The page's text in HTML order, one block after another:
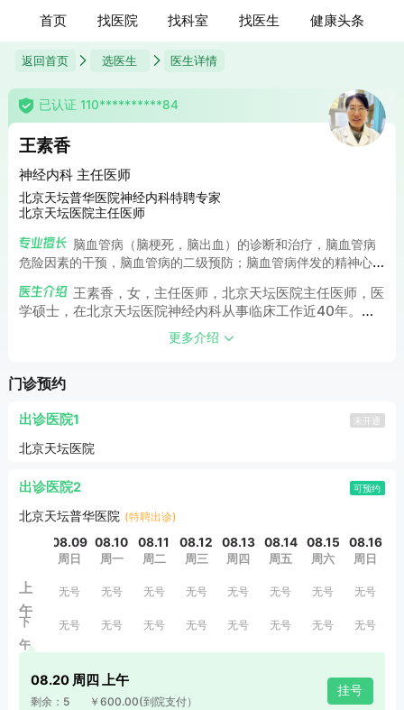
首页 找医院 找科室 找医生 健康头条
返回首页 选医生 医生详情
已认证 110**********84
王素香
神经内科 主任医师
北京天坛普华医院神经内科特聘专家
北京天坛医院主任医师
脑血管病（脑梗死，脑出血）的诊断和治疗，脑血管病
危险因素的干预，脑血管病的二级预防；脑血管病伴发的精神心
王素香，女，主任医师，北京天坛医院主任医师，医
学硕士，在北京天坛医院神经内科从事临床工作近40年。曾
作为继续教育的专家成员参与全国脑血管病讲座、脑血管病急
救和卒中单元的培训工作。始终参与社区和基层医院慢病培训
脑血管病急救和急性期治疗；3、脑血管病二级预防；4、脑
等神经系统疾病的临床诊断和治疗。
更多介绍
门诊预约
出诊医院1 未开通
北京天坛医院
出诊医院2 可预约
北京天坛普华医院 (特聘出诊)
上
午
下
午
08.09
周日
无号
无号
08.10
周一
无号
无号
08.11
周二
无号
无号
08.12
周三
无号
无号
08.13
周四
无号
无号
08.14
周五
无号
无号
08.15
周六
无号
无号
08.16
周日
无号
无号
08.20 周四 上午
剩余：5 ￥600.00(到院支付）
挂号